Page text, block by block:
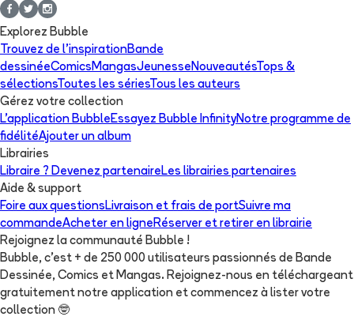
Explorez Bubble
Trouvez de l'inspirationBande
dessinéeComics MangasJeunesse NouveautésTops &
sélectionsToutes les sériesTous les auteurs
Gérez votre collection
L'application Bubble Essayez Bubble InfinityNotre programme de
fidélitéAjouter un album
Librairies
Libraire ? Devenez partenaire Les librairies partenaires
Aide & support
Foire aux questions Livraison et frais de portSuivre ma
commandeAcheter en ligne Réserver et retirer en librairie
Rejoignez la communauté Bubble !
Bubble, c'est + de 250 000 utilisateurs passionnés de Bande
Dessinée, Comics et Mangas. Rejoignez-nous en téléchargeant
gratuitement notre application et commencez à lister votre
collection 🤓